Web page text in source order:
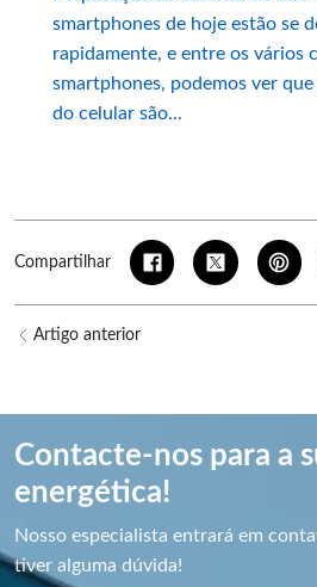
smartphones de hoje estão se
rapidamente, e entre os vários
smartphones, podemos ver
do celular são...
Compartilhar
Artigo anterior
Contacte-nos para a
energética!
Nosso especialista entrará em
tiver alguma dúvida!